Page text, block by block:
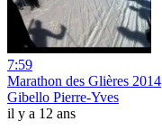
7:59
Marathon des Glières 2014
Gibello Pierre-Yves
il y a 12 ans